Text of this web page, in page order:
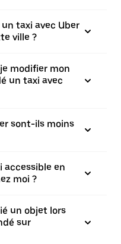
taxi avec Uber
ville ?
modifier mon
un taxi avec
sont-ils moins
accessible en
moi ?
un objet lors
sur